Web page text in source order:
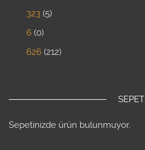
323 5
6 0
626 212
SEPET
Sepetinizde ürün bulunmuyor.